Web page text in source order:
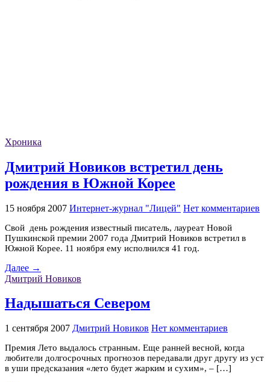
Хроника
Дмитрий Новиков встретил день
рождения в Южной Корее
15 ноября 2007 Интернет-журнал "Лицей" Нет комментариев
Свой день рождения известный писатель, лауреат Новой
Пушкинской премии 2007 года Дмитрий Новиков встретил в
Южной Корее. 11 ноября ему исполнился 41 год.
Далее →
Дмитрий Новиков
Надышаться Севером
1 сентября 2007 Дмитрий Новиков Нет комментариев
Премия Лето выдалось странным. Еще ранней весной, когда
любители долгосрочных прогнозов передавали друг другу из уст
в уши предсказания «лето будет жарким и сухим», – […]